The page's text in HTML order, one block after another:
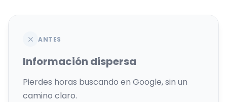
ANTES
Información dispersa
Pierdes horas buscando en Google, sin un
camino claro.